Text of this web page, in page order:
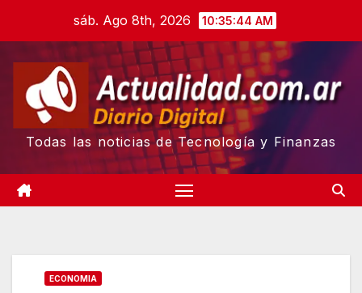
content
sáb. Ago 8th, 2026 10:35:45 AM
Todas las noticias de Tecnología y Finanzas
ECONOMIA